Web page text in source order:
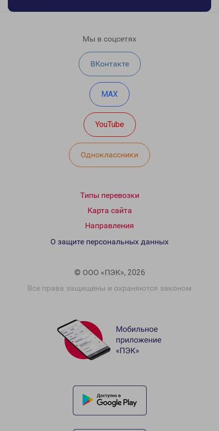
Мы в соцсетях
ВКонтакте
MAX
YouTube
Одноклассники
Типы перевозки
Карта сайта
Направления
© ООО «ПЭК», 2026
Все права защищены и охраняются законом
О защите персональных данных